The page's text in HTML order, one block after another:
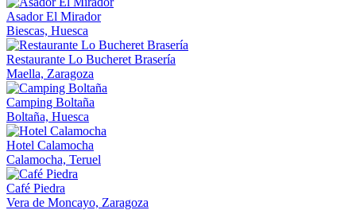
Asador El Mirador
Biescas, Huesca
Restaurante Lo Bucheret Brasería
Maella, Zaragoza
Camping Boltaña
Boltaña, Huesca
Hotel Calamocha
Calamocha, Teruel
Café Piedra
Vera de Moncayo, Zaragoza